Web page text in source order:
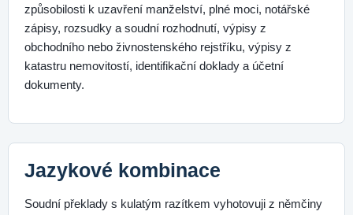
způsobilosti k uzavření manželství, plné moci, notářské
zápisy, rozsudky a soudní rozhodnutí, výpisy z
obchodního nebo živnostenského rejstříku, výpisy z
katastru nemovitostí, identifikační doklady a účetní
dokumenty.
Jazykové kombinace
Soudní překlady s kulatým razítkem vyhotovuji z němčiny